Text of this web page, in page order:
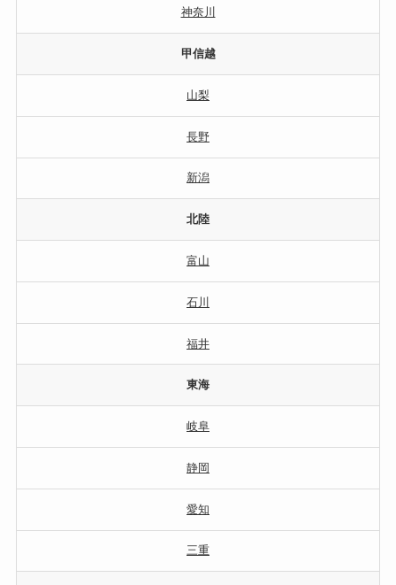
神奈川
甲信越
山梨
長野
新潟
北陸
富山
石川
福井
東海
岐阜
静岡
愛知
三重